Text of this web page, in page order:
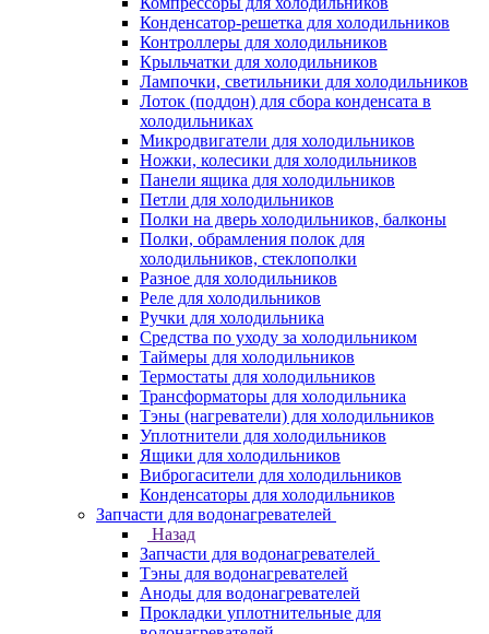
Конденсатор-решетка для холодильников
Контроллеры для холодильников
Крыльчатки для холодильников
Лампочки, светильники для холодильников
Лоток (поддон) для сбора конденсата в
холодильниках
Микродвигатели для холодильников
Ножки, колесики для холодильников
Панели ящика для холодильников
Петли для холодильников
Полки на дверь холодильников, балконы
Полки, обрамления полок для
холодильников, стеклополки
Разное для холодильников
Реле для холодильников
Ручки для холодильника
Средства по уходу за холодильником
Таймеры для холодильников
Термостаты для холодильников
Трансформаторы для холодильника
Тэны (нагреватели) для холодильников
Уплотнители для холодильников
Ящики для холодильников
Виброгасители для холодильников
Конденсаторы для холодильников
Запчасти для водонагревателей
Назад
Запчасти для водонагревателей
Тэны для водонагревателей
Аноды для водонагревателей
Прокладки уплотнительные для